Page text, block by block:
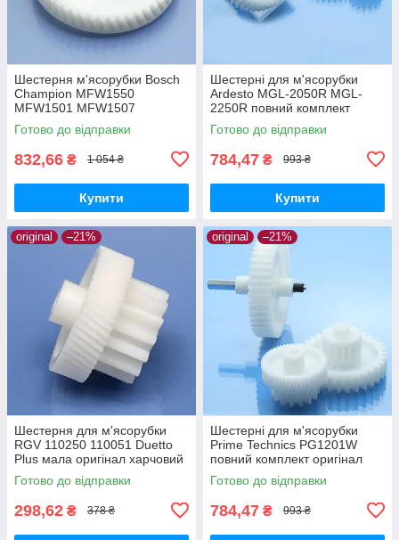
Шестерня м'ясорубки Bosch
Champion MFW1550
MFW1501 MFW1507
MFW1511 MFW1545 SFW1
CNFW2 оригінал Ø68 h25
Готово до відправки
832,66 ₴ 1 054 ₴
Купити
Шестерні для м'ясорубки
Ardesto MGL-2050R MGL-
2250R повний комплект
оригінал харчовий пластик
Готово до відправки
784,47 ₴ 993 ₴
Купити
original –21%
Шестерня для м'ясорубки
RGV 110250 110051 Duetto
Plus мала оригінал харчовий
пластик
Готово до відправки
298,62 ₴ 378 ₴
original –21%
Шестерні для м'ясорубки
Prime Technics PG1201W
повний комплект оригінал
харчовий пластик
Готово до відправки
784,47 ₴ 993 ₴